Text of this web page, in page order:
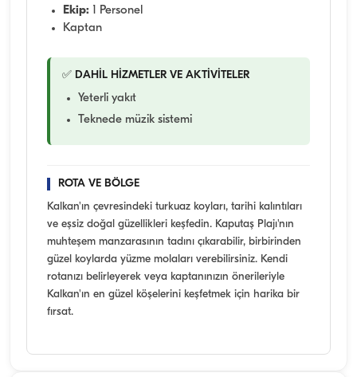
Ekip: 1 Personel
Kaptan
✅ DAHİL HİZMETLER VE AKTİVİTELER
Yeterli yakıt
Teknede müzik sistemi
ROTA VE BÖLGE
Kalkan'ın çevresindeki turkuaz koyları, tarihi kalıntıları
ve eşsiz doğal güzellikleri keşfedin. Kaputaş Plajı'nın
muhteşem manzarasının tadını çıkarabilir, birbirinden
güzel koylarda yüzme molaları verebilirsiniz. Kendi
rotanızı belirleyerek veya kaptanınızın önerileriyle
Kalkan'ın en güzel köşelerini keşfetmek için harika bir
fırsat.